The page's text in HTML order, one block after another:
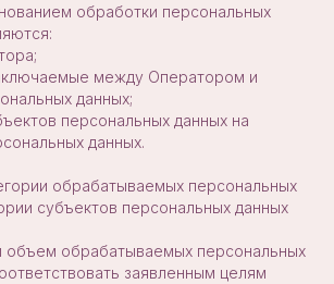
обработки персональных
между Оператором и
данных;
персональных данных на
данных.
обрабатываемых персональных
субъектов персональных данных
объем обрабатываемых персональных
заявленным целям